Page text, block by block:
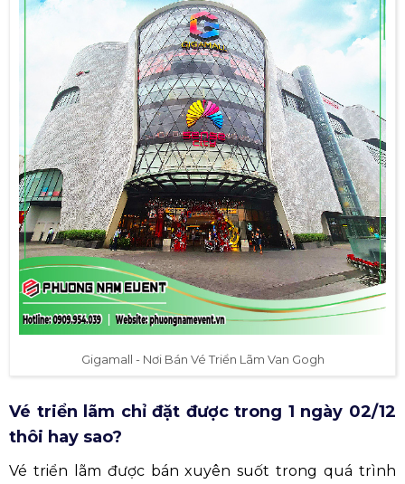
Gigamall - Nơi Bán Vé Triển Lãm Van Gogh
Vé triển lãm chỉ đặt được trong 1 ngày 02/12
thôi hay sao?
Vé triển lãm được bán xuyên suốt trong quá trình